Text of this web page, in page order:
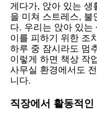
게다가, 앉아 있는 생
을 미쳐 스트레스, 불
다. 우리는 앉아 있는
이를 피하기 위한 조
하루 중 잠시라도 멈
이렇게 하면 책상 작
사무실 환경에서도
니다.
직장에서 활동적인